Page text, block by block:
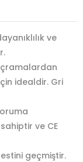
ve
idealdir. Gri
ve CE
geçmiştir.